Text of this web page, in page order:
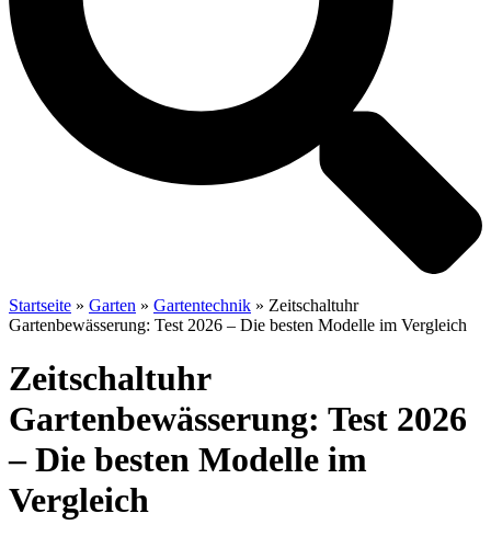
Startseite » Garten » Gartentechnik » Zeitschaltuhr
Gartenbewässerung: Test 2026 – Die besten Modelle im Vergleich
Zeitschaltuhr
Gartenbewässerung: Test 2026
– Die besten Modelle im
Vergleich